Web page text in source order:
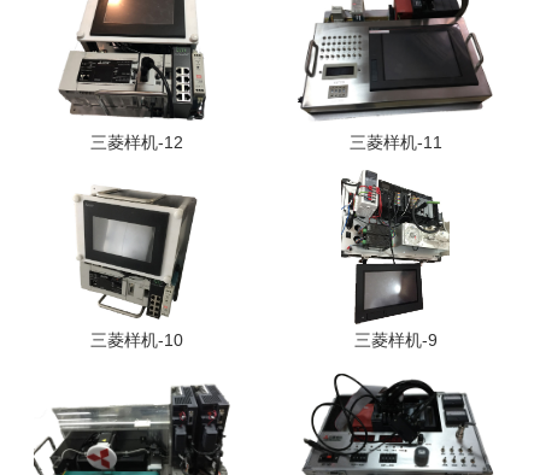
三菱样机-12 三菱样机-11
三菱样机-10 三菱样机-9